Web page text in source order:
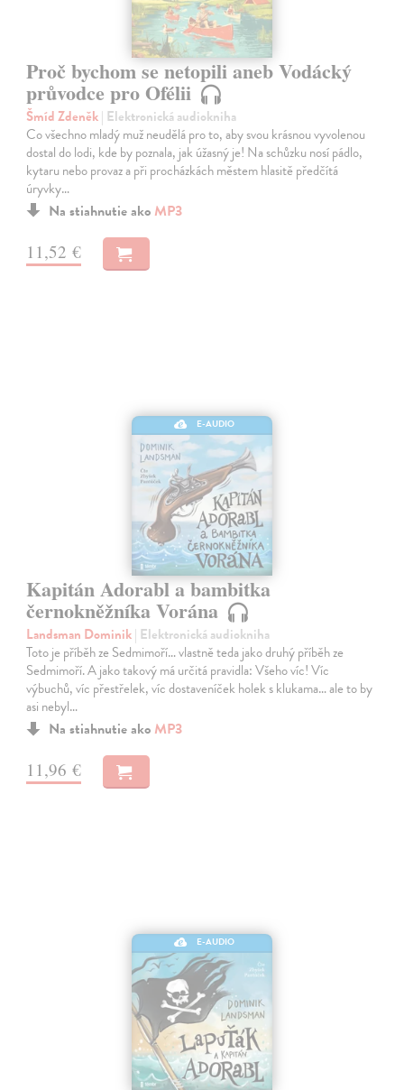
Proč bychom se netopili aneb Vodácký
průvodce pro Ofélii
Šmíd Zdeněk| Elektronická audiokniha
Co všechno mladý muž neudělá pro to, aby svou krásnou vyvolenou
dostal do lodi, kde by poznala, jak úžasný je! Na schůzku nosí pádlo,
kytaru nebo provaz a při procházkách městem hlasitě předčítá
úryvky…
Na stiahnutie ako MP3
11,52 €
E-AUDIO
Kapitán Adorabl a bambitka
černokněžníka Vorána
Landsman Dominik| Elektronická audiokniha
Toto je příběh ze Sedmimoří… vlastně teda jako druhý příběh ze
Sedmimoří. A jako takový má určitá pravidla: Všeho víc! Víc
výbuchů, víc přestřelek, víc dostaveníček holek s klukama… ale to by
asi nebyl…
Na stiahnutie ako MP3
11,96 €
E-AUDIO